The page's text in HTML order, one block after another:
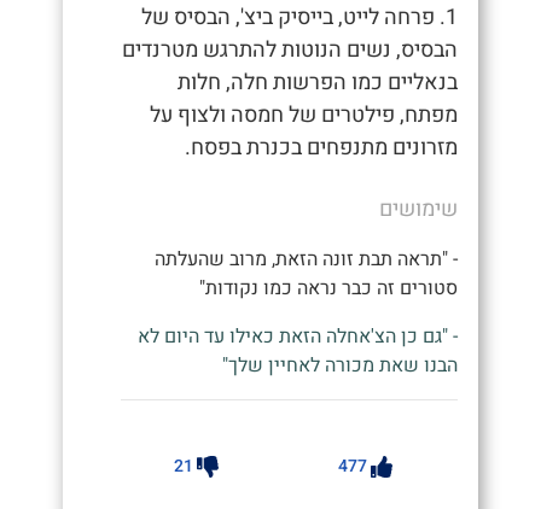
1. פרחה לייט, בייסיק ביצ', הבסיס של
הבסיס, נשים הנוטות להתרגש מטרנדים
בנאליים כמו הפרשות חלה, חלות
מפתח, פילטרים של חמסה ולצוף על
מזרונים מתנפחים בכנרת בפסח.
שימושים
- "תראה תבת זונה הזאת, מרוב שהעלתה
סטורים זה כבר נראה כמו נקודות"
- "גם כן הצ'אחלה הזאת כאילו עד היום לא
הבנו שאת מכורה לאחיין שלך"
477
21